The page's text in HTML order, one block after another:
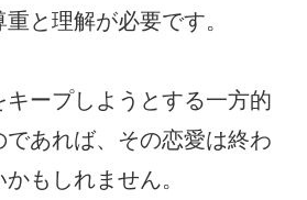
と理解が必要です。
キープしようとする一方的
あれば、その恋愛は終わ
もしれません。